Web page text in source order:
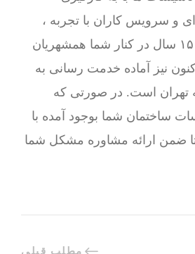
و سرویس کاران با تجربه ،
افتخار دارد بیش از ۱۵ سال در کنار شما همشهریان
نیز آماده خدمت رسانی به
۲۲ گانه تهران است. در صورتی که
ساختمان شما بوجود آمده با
تا ضمن ارائه مشاوره مشکل شما
مطلب قبلی